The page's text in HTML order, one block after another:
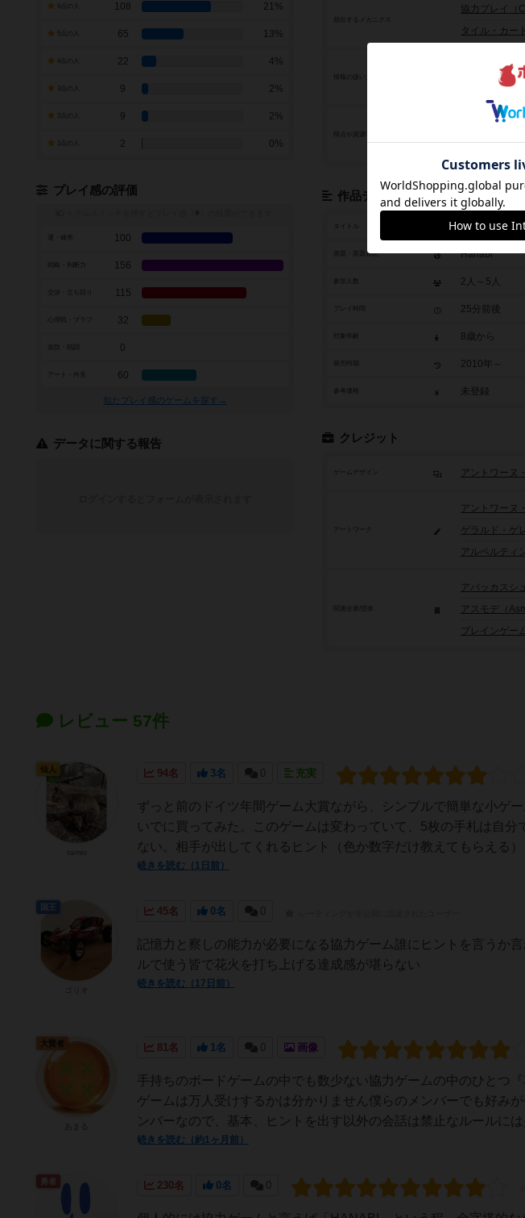
頻出するメカニクス
協力プレイ（
タイル・カー
推理（
メモリー（記
セットコレク
ハンドマネー
作品データ
タイトル 花火
原題・英題表記 Hanabi
参加人数 2人～5人
25分前後
8歳から
2010年～
参考価格 未登録
クレジット
ゲームデザイン アントワーヌ
アートワーク
アントワーヌ
ゲラルド・ゲ
アルベルティ
アバッカスシ
アスモデ（
ブレインゲー
108 21%
65 13%
22 4%
9 2%
9 2%
2 0%
プレイ感の評価
※
100
戦略・判断力 156
115
32
0
アート・外見 60
似たプレイ感のゲームを探す→
データに関する報告
レビュー 57件
94名 3名 0 充実
ずっと前のドイツ年間ゲーム大賞ながら、シンプルで簡単な小ゲ
いでに買ってみた。このゲームは変わっていて、5枚の手札は自分
ない。相手が出してくれるヒント（色か数字だけ教えてもらえる
続きを読む（1日前）
仙人
45名 0名 0
記憶力と察しの能力が必要になる協力ゲーム誰にヒントを言うか
ルで使う皆で花火を打ち上げる達成感が堪らない
続きを読む（17日前）
国王
81名 1名 0 画像
手持ちのボードゲームの中でも数少ない協力ゲームの中のひとつ
ゲームは万人受けするかは分かりません僕らのメンバーでも好み
ンバーなので、基本、ヒントを出す以外の会話は禁止なルールに
続きを読む（約1ヶ月前）
大賢者
230名 0名 0
勇者